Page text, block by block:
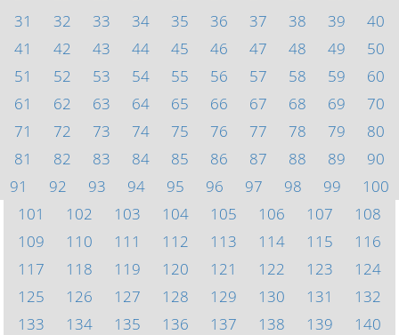
31
32 33 34 35 36 37 38 39
40
41
42 43 44 45 46 47 48 49
50
51
52 53 54 55 56 57 58 59
60
61
62 63 64 65 66 67 68 69
70
71
72 73 74 75 76 77 78 79
80
81
82 83 84 85 86 87 88 89
90
91
92 93 94 95 96 97 98 99
100
101
102 103 104 105 106 107
108
109
110 111 112 113 114 115
116
117
118 119 120 121 122 123
124
125
126 127 128 129 130 131
132
133
134 135 136 137 138 139
140